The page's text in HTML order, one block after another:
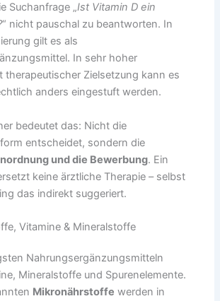
Suchanfrage „Ist Vitamin D ein
“ nicht pauschal zu beantworten. In
gilt es als
In sehr hoher
therapeutischer Zielsetzung kann es
anders eingestuft werden.
bedeutet das: Nicht die
entscheidet, sondern die
und die Bewerbung. Ein
keine ärztliche Therapie – selbst
das indirekt suggeriert.
Vitamine & Mineralstoffe
Nahrungsergänzungsmitteln
Mineralstoffe und Spurenelemente.
Mikronährstoffe werden in